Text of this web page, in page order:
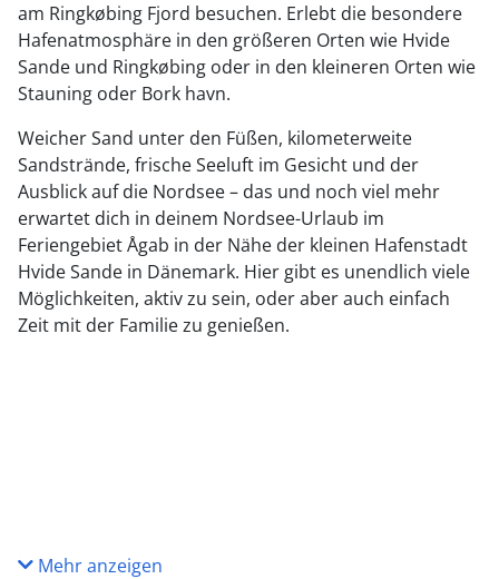
am Ringkøbing Fjord besuchen. Erlebt die besondere
Hafenatmosphäre in den größeren Orten wie Hvide
Sande und Ringkøbing oder in den kleineren Orten wie
Stauning oder Bork havn.
Weicher Sand unter den Füßen, kilometerweite
Sandstrände, frische Seeluft im Gesicht und der
Ausblick auf die Nordsee – das und noch viel mehr
erwartet dich in deinem Nordsee-Urlaub im
Feriengebiet Ågab in der Nähe der kleinen Hafenstadt
Hvide Sande in Dänemark. Hier gibt es unendlich viele
Möglichkeiten, aktiv zu sein, oder aber auch einfach
Zeit mit der Familie zu genießen.
Mehr anzeigen